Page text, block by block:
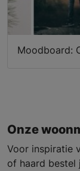
Moodboard:
Onze
Voor inspiratie
of haard bestel